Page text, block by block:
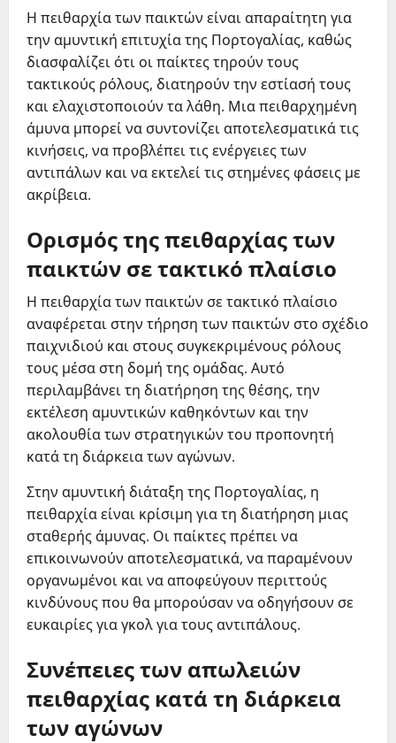
Η πειθαρχία των παικτών είναι απαραίτητη για
την αμυντική επιτυχία της Πορτογαλίας, καθώς
διασφαλίζει ότι οι παίκτες τηρούν τους
τακτικούς ρόλους, διατηρούν την εστίασή τους
και ελαχιστοποιούν τα λάθη. Μια πειθαρχημένη
άμυνα μπορεί να συντονίζει αποτελεσματικά τις
κινήσεις, να προβλέπει τις ενέργειες των
αντιπάλων και να εκτελεί τις στημένες φάσεις με
ακρίβεια.
Ορισμός της πειθαρχίας των
παικτών σε τακτικό πλαίσιο
Η πειθαρχία των παικτών σε τακτικό πλαίσιο
αναφέρεται στην τήρηση των παικτών στο σχέδιο
παιχνιδιού και στους συγκεκριμένους ρόλους
τους μέσα στη δομή της ομάδας. Αυτό
περιλαμβάνει τη διατήρηση της θέσης, την
εκτέλεση αμυντικών καθηκόντων και την
ακολουθία των στρατηγικών του προπονητή
κατά τη διάρκεια των αγώνων.
Στην αμυντική διάταξη της Πορτογαλίας, η
πειθαρχία είναι κρίσιμη για τη διατήρηση μιας
σταθερής άμυνας. Οι παίκτες πρέπει να
επικοινωνούν αποτελεσματικά, να παραμένουν
οργανωμένοι και να αποφεύγουν περιττούς
κινδύνους που θα μπορούσαν να οδηγήσουν σε
ευκαιρίες για γκολ για τους αντιπάλους.
Συνέπειες των απωλειών
πειθαρχίας κατά τη διάρκεια
των αγώνων